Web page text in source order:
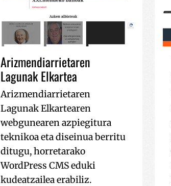
Arizmendiarrietaren
Lagunak Elkartea
Arizmendiarrietaren
Lagunak Elkartearen
webgunearen azpiegitura
teknikoa eta diseinua berritu
ditugu, horretarako
WordPress CMS eduki
kudeatzailea erabiliz.